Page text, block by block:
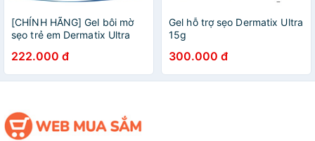
[CHÍNH HÃNG] Gel bôi mờ
sẹo trẻ em Dermatix Ultra
chuyên biệt cho bé trên 3
tháng tuổi [kid]
222.000 đ
Gel hỗ trợ sẹo Dermatix Ultra
15g
300.000 đ